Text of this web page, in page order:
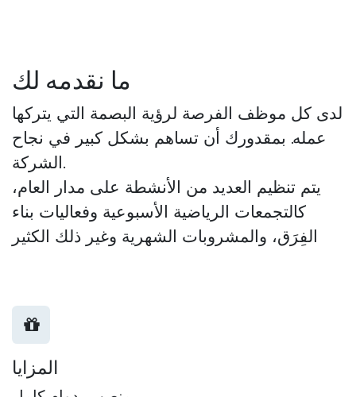
ما نقدمه لك
لدى كل موظف الفرصة لرؤية البصمة التي يتركها
عمله. بمقدورك أن تساهم بشكل كبير في نجاح
الشركة.
يتم تنظيم العديد من الأنشطة على مدار العام،
كالتجمعات الرياضية الأسبوعية وفعاليات بناء
الفِرَق، والمشروبات الشهرية وغير ذلك الكثير
المزايا